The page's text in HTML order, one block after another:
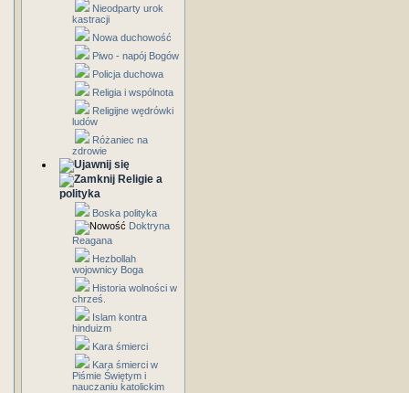
Nieodparty urok
kastracji
Nowa duchowość
Piwo - napój Bogów
Policja duchowa
Religia i wspólnota
Religijne wędrówki
ludów
Różaniec na
zdrowie
Religie a
polityka
Boska polityka
Doktryna
Reagana
Hezbollah
wojownicy Boga
Historia wolności w
chrześ.
Islam kontra
hinduizm
Kara śmierci
Kara śmierci w
Piśmie Świętym i
nauczaniu katolickim